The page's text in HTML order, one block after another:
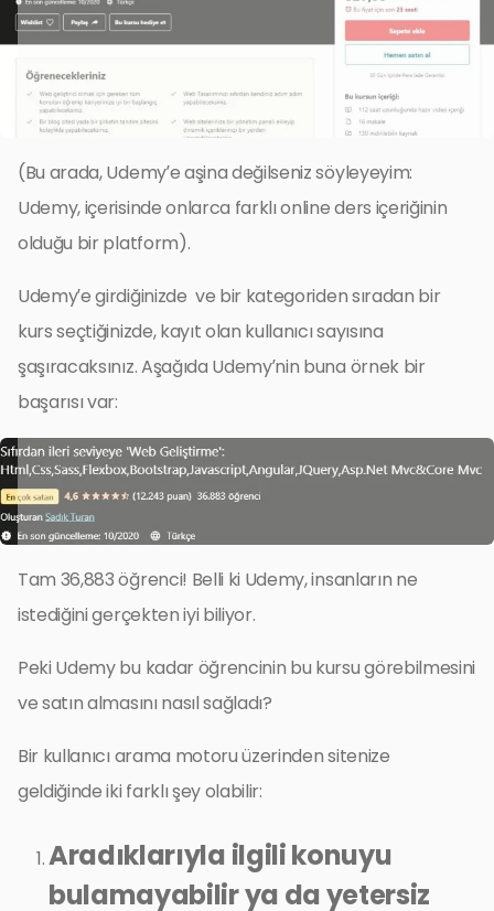
(Bu arada, Udemy’e aşina değilseniz söyleyeyim:
Udemy, içerisinde onlarca farklı online ders içeriğinin
olduğu bir platform).
Udemy’e girdiğinizde ve bir kategoriden sıradan bir
kurs seçtiğinizde, kayıt olan kullanıcı sayısına
şaşıracaksınız. Aşağıda Udemy’nin buna örnek bir
başarısı var:
Tam 36,883 öğrenci! Belli ki Udemy, insanların ne
istediğini gerçekten iyi biliyor.
Peki Udemy bu kadar öğrencinin bu kursu görebilmesini
ve satın almasını nasıl sağladı?
Bir kullanıcı arama motoru üzerinden sitenize
geldiğinde iki farklı şey olabilir:
Aradıklarıyla ilgili konuyu
bulamayabilir ya da yetersiz